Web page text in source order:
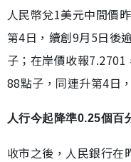
人民幣兌1美元中間價
第4日，續創9月5日後
子；在岸價收報
88點子，同連升第4日
人行今起降準0.25個百
收市之後，人民銀行在